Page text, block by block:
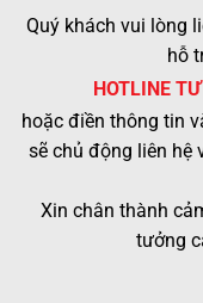
Quý khách vui lòng
hỗ
HOTLINE
hoặc điền thông tin
sẽ chủ động liên hệ
Xin chân thành
tưởng